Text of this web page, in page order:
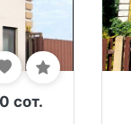
сот.